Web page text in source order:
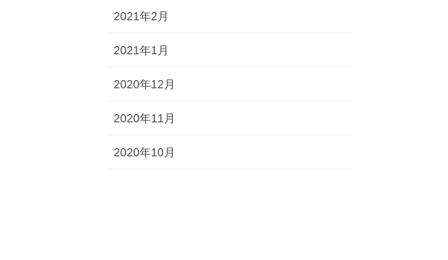
2021年2月
2021年1月
2020年12月
2020年11月
2020年10月